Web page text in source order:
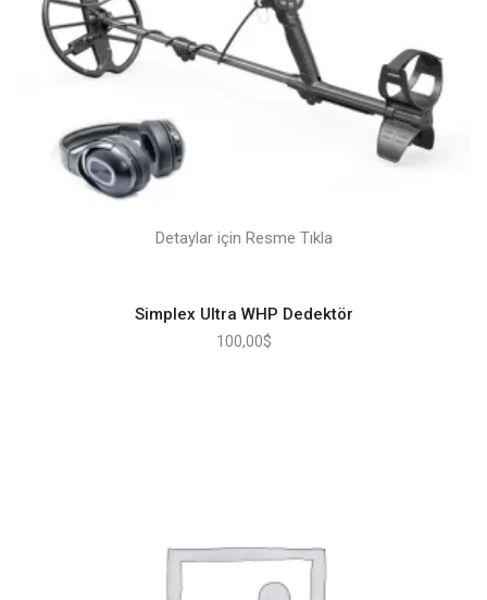
Detaylar için Resme Tıkla
Simplex Ultra WHP Dedektör
100,00$